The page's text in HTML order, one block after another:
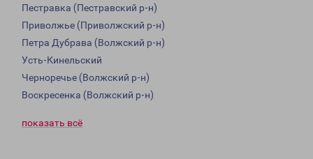
Пестравка (Пестравский р-н)
Приволжье (Приволжский р-н)
Петра Дубрава (Волжский р-н)
Усть-Кинельский
Черноречье (Волжский р-н)
Воскресенка (Волжский р-н)
показать всё